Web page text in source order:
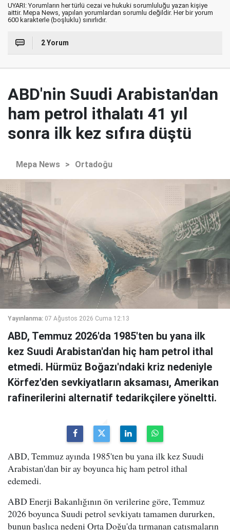
UYARI: Yorumların her türlü cezai ve hukuki sorumluluğu yazan kişiye
aittir. Mepa News, yapılan yorumlardan sorumlu değildir. Her bir yorum
600 karakterle (boşluklu) sınırlıdır.
2 Yorum
ABD'nin Suudi Arabistan'dan
ham petrol ithalatı 41 yıl
sonra ilk kez sıfıra düştü
Mepa News > Ortadoğu
Yayınlanma: 07 Ağustos 2026 Cuma 12:13
ABD, Temmuz 2026'da 1985'ten bu yana ilk
kez Suudi Arabistan'dan hiç ham petrol ithal
etmedi. Hürmüz Boğazı'ndaki kriz nedeniyle
Körfez'den sevkiyatların aksaması, Amerikan
rafinerilerini alternatif tedarikçilere yöneltti.
ABD, Temmuz ayında 1985'ten bu yana ilk kez Suudi
Arabistan'dan bir ay boyunca hiç ham petrol ithal
edemedi.
ABD Enerji Bakanlığının ön verilerine göre, Temmuz
2026 boyunca Suudi petrol sevkiyatı tamamen dururken,
bunun başlıca nedeni Orta Doğu'da tırmanan çatışmaların